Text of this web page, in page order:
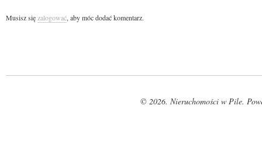
Musisz sięzalogować, aby móc dodać komentarz.
© 2026. Nieruchomości w Pile.